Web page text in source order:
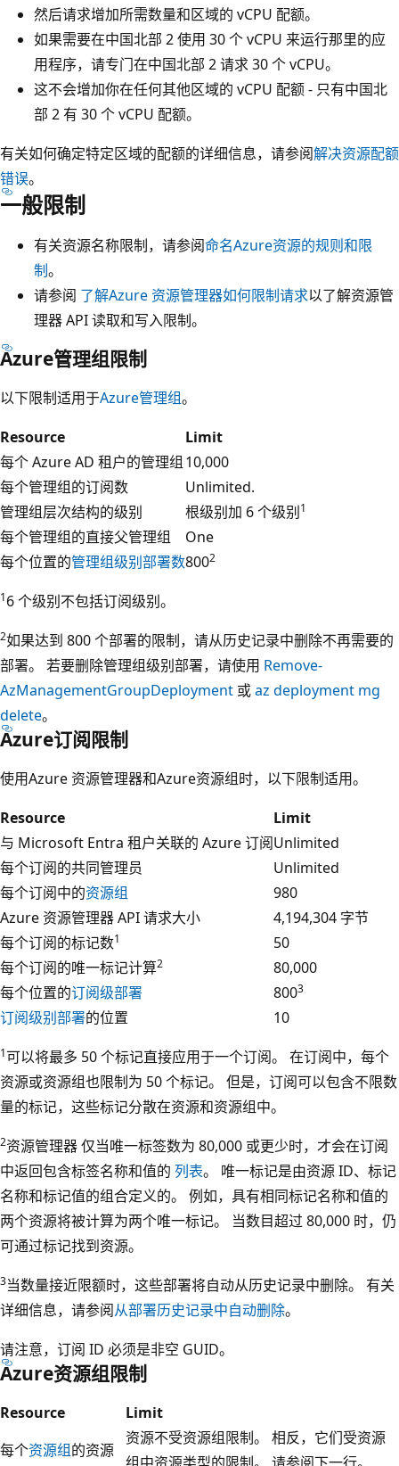
然后请求增加所需数量和区域的 vCPU 配额。
如果需要在中国北部 2 使用 30 个 vCPU 来运行那里的应
用程序，请专门在中国北部 2 请求 30 个 vCPU。
这不会增加你在任何其他区域的 vCPU 配额 - 只有中国北
部 2 有 30 个 vCPU 配额。
有关如何确定特定区域的配额的详细信息，请参阅解决资源配额
错误。
一般限制
有关资源名称限制，请参阅命名Azure资源的规则和限
制。
请参阅 了解Azure 资源管理器如何限制请求以了解资源管
理器 API 读取和写入限制。
Azure管理组限制
以下限制适用于Azure管理组。
Resource
Limit
每个 Azure AD 租户的管理组 10,000
每个管理组的订阅数
Unlimited.
管理组层次结构的级别
根级别加 6 个级别1
每个管理组的直接父管理组
One
每个位置的管理组级别部署数8002
16 个级别不包括订阅级别。
2如果达到 800 个部署的限制，请从历史记录中删除不再需要的
部署。 若要删除管理组级别部署，请使用 Remove-
AzManagementGroupDeployment 或az deployment mg
delete。
Azure订阅限制
使用Azure 资源管理器和Azure资源组时，以下限制适用。
Resource
Limit
与 Microsoft Entra 租户关联的 Azure 订阅Unlimited
每个订阅的共同管理员
Unlimited
每个订阅中的资源组
980
Azure 资源管理器 API 请求大小
4,194,304 字节
每个订阅的标记数1
50
每个订阅的唯一标记计算2
80,000
每个位置的订阅级部署 8003
订阅级别部署的位置 10
1可以将最多 50 个标记直接应用于一个订阅。 在订阅中，每个
资源或资源组也限制为 50 个标记。 但是，订阅可以包含不限数
量的标记，这些标记分散在资源和资源组中。
2资源管理器 仅当唯一标签数为 80,000 或更少时，才会在订阅
中返回包含标签名称和值的 列表。 唯一标记是由资源 ID、标记
名称和标记值的组合定义的。 例如，具有相同标记名称和值的
两个资源将被计算为两个唯一标记。 当数目超过 80,000 时，仍
可通过标记找到资源。
3当数量接近限额时，这些部署将自动从历史记录中删除。 有关
详细信息，请参阅从部署历史记录中自动删除。
请注意，订阅 ID 必须是非空 GUID。
Azure资源组限制
Resource
Limit
每个资源组的资源
资源不受资源组限制。 相反，它们受资源
组中资源类型的限制。 请参阅下一行。